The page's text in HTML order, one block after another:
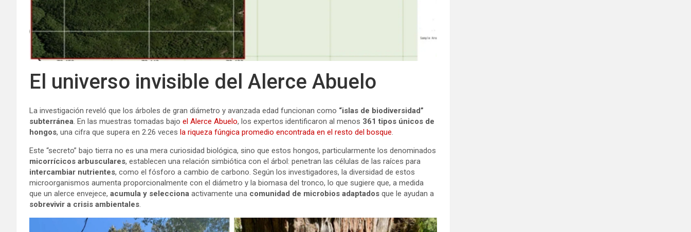
El universo invisible del Alerce Abuelo
La investigación reveló que los árboles de gran diámetro y avanzada edad funcionan como “islas de biodiversidad”
subterránea . En las muestras tomadas bajo el Alerce Abuelo, los expertos identificaron al menos 361 tipos únicos de
hongos, una cifra que supera en 2.26 veces la riqueza fúngica promedio encontrada en el resto del bosque
Este “secreto” bajo tierra no es una mera curiosidad biológica, sino que estos hongos, particularmente los denominados
micorrícicos arbusculares, establecen una relación simbiótica con el árbol: penetran las células de las raíces para
intercambiar nutrientes, como el fósforo a cambio de carbono. Según los investigadores, la diversidad de estos
microorganismos aumenta proporcionalmente con el diámetro y la biomasa del tronco, lo que sugiere que, a medida
que un alerce envejece, acumula y selecciona activamente una comunidad de microbios adaptados que le ayudan a
sobrevivir a crisis ambientales